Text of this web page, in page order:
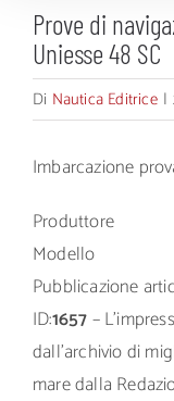
Prove di
Uniesse 48 SC
Di Nautica Editrice |
Imbarcazione
Produttore
Modello
Pubblicazione
ID:1657–
dall’archivio di
mare dalla